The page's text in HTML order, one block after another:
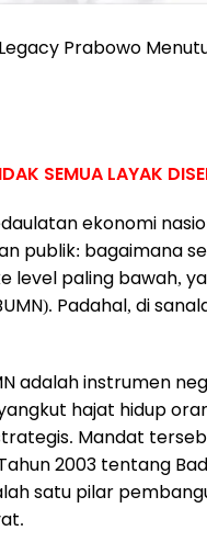
Prabowo
SEMUA LAYAK
ekonomi
publik: bagaimana
level paling bawah,
Padahal, di
adalah instrumen
hajat hidup
Mandat
2003 tentang
satu pilar